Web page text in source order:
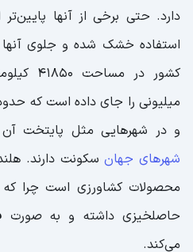
کشور
دارد. حتی برخی از آنها
استفاده خشک شده و جلوی
و در شهرهایی مثل پایتخت آن
شهرهای جهانسکونت دارند.
محصولات کشاورزی است چرا
حاصلخیزی داشته و به صورت
می‌کند.